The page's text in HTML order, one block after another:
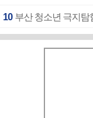
10 부산 청소년 극지탐